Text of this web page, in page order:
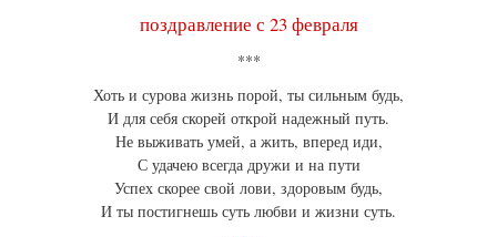
поздравление с 23 февраля
***
Хоть и сурова жизнь порой, ты сильным будь,
И для себя скорей открой надежный путь.
Не выживать умей, а жить, вперед иди,
С удачею всегда дружи и на пути
Успех скорее свой лови, здоровым будь,
И ты постигнешь суть любви и жизни суть.